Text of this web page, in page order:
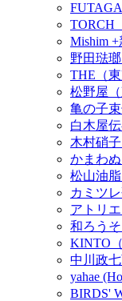
TORCH
Mishim
野田琺
THE（東
松野屋（
亀の子
白木屋
木村硝子
かまわぬ
松山油脂
カミツ
アトリエ
和ろう
KINTO（
中川政七
yahae
BIRDS'